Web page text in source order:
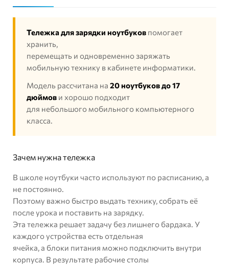
Тележка для зарядки ноутбуков помогает
хранить,
перемещать и одновременно заряжать
мобильную технику в кабинете информатики.
Модель рассчитана на 20 ноутбуков до 17
дюймов и хорошо подходит
для небольшого мобильного компьютерного
класса.
Зачем нужна тележка
В школе ноутбуки часто используют по расписанию, а
не постоянно.
Поэтому важно быстро выдать технику, собрать её
после урока и поставить на зарядку.
Эта тележка решает задачу без лишнего бардака. У
каждого устройства есть отдельная
ячейка, а блоки питания можно подключить внутри
корпуса. В результате рабочие столы